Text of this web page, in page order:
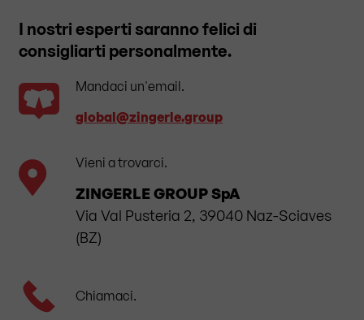
I nostri esperti saranno felici di
consigliarti personalmente.
Mandaci un'email.
global​@zingerle.group
Vieni a trovarci.
ZINGERLE GROUP SpA
Via Val Pusteria 2, 39040 Naz-Sciaves
(BZ)
Chiamaci.